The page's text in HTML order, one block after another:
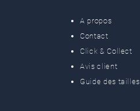
A propos
Contact
Click & Collect
Avis client
Guide des tailles